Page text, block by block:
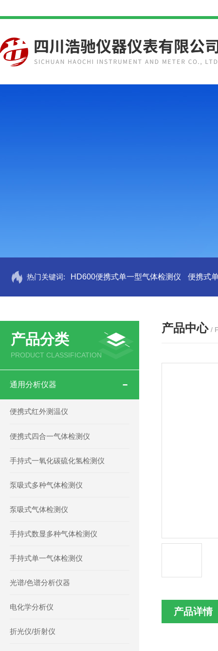
热门关键词: HD600便携式单一型气体检测仪 便携式
产品分类
PRODUCT CLASSIFICATION
通用分析仪器
便携式红外测温仪
便携式四合一气体检测仪
手持式一氧化碳硫化氢检测仪
泵吸式多种气体检测仪
泵吸式气体检测仪
手持式数显多种气体检测仪
手持式单一气体检测仪
光谱/色谱分析仪器
电化学分析仪
折光仪/折射仪
产品中心 /
产品详情